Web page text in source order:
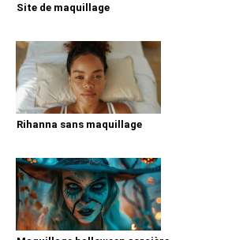
Site de maquillage
Rihanna sans maquillage